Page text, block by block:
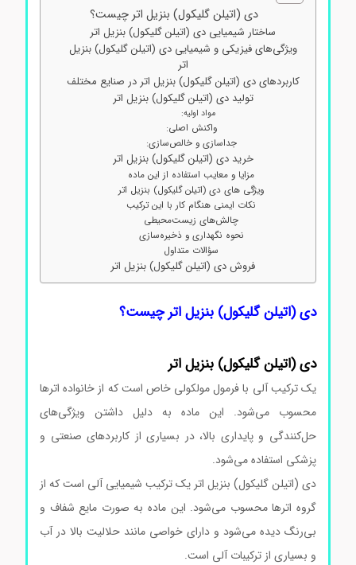
دی (اتیلن گلیکول) بنزیل اتر چیست؟
ساختار شیمیایی دی (اتیلن گلیکول) بنزیل اتر
ویژگی‌های فیزیکی و شیمیایی دی (اتیلن گلیکول) بنزیل
کاربردهای دی (اتیلن گلیکول) بنزیل اتر در صنایع مختلف
تولید دی (اتیلن گلیکول) بنزیل اتر
مواد اولیه:
واکنش اصلی:
جداسازی و خالص‌سازی:
خرید دی (اتیلن گلیکول) بنزیل اتر
مزایا و معایب استفاده از این ماده
ویژگی های دی (اتیلن گلیکول) بنزیل اتر
نکات ایمنی هنگام کار با این ترکیب
چالش‌های زیست‌محیطی
نحوه نگهداری و ذخیره‌سازی
سؤالات متداول
فروش دی (اتیلن گلیکول) بنزیل اتر
دی (اتیلن گلیکول) بنزیل اتر چیست؟
دی (اتیلن گلیکول) بنزیل اتر
یک ترکیب آلی با فرمول مولکولی خاص است که از خانواده اترها
محسوب می‌شود. این ماده به دلیل داشتن ویژگی‌های
حل‌کنندگی و پایداری بالا، در بسیاری از کاربردهای صنعتی و
پزشکی استفاده می‌شود.
دی (اتیلن گلیکول) بنزیل اتر یک ترکیب شیمیایی آلی است که از
گروه اترها محسوب می‌شود. این ماده به صورت مایع شفاف و
بی‌رنگ دیده می‌شود و دارای خواصی مانند حلالیت بالا در آب
و بسیاری از ترکیبات آلی است.